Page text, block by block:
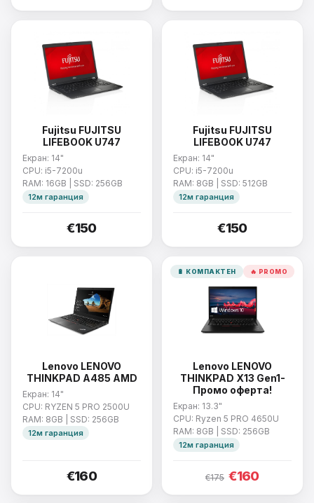
Fujitsu FUJITSU
LIFEBOOK U747
Екран: 14"
CPU: i5-7200u
RAM: 16GB | SSD: 256GB
12м гаранция
€150
Fujitsu FUJITSU
LIFEBOOK U747
Екран: 14"
CPU: i5-7200u
RAM: 8GB | SSD: 512GB
12м гаранция
€150
Lenovo LENOVO
THINKPAD A485 AMD
Екран: 14"
CPU: RYZEN 5 PRO 2500U
RAM: 8GB | SSD: 256GB
12м гаранция
€160
🔥 PROMO
🔋 КОМПАКТЕН
Lenovo LENOVO
THINKPAD X13 Gen1-
Промо оферта!
Екран: 13.3"
CPU: Ryzen 5 PRO 4650U
RAM: 8GB | SSD: 256GB
12м гаранция
€175 €160